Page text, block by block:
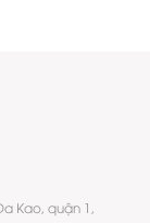
Kao, quận 1,